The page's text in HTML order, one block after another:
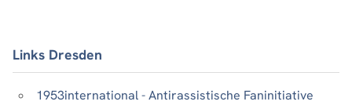
Links Dresden
1953international - Antirassistische Faninitiative